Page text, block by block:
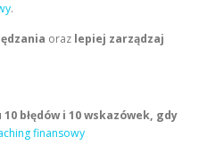
.
oraz lepiej zarządzaj
błędów i 10 wskazówek, gdy
finansowy